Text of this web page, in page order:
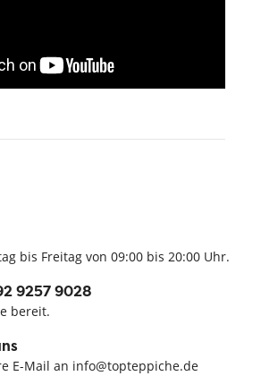
bis Freitag von 09:00 bis 20:00 Uhr.
9257 9028
bereit.
E-Mail an info@topteppiche.de